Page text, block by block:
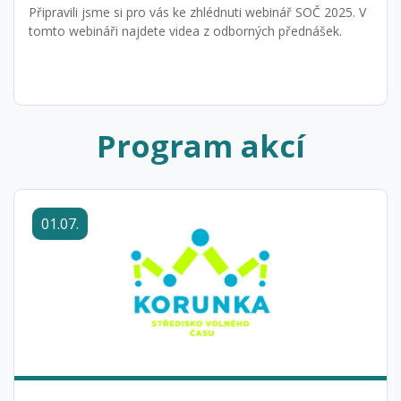
Tým zaměstnanců SVČ Korunka Ostrava
Připravili jsme si pro vás ke zhlédnuti webinář SOČ 2025. V
tomto webináři najdete videa z odborných přednášek.
Program akcí
01.07.